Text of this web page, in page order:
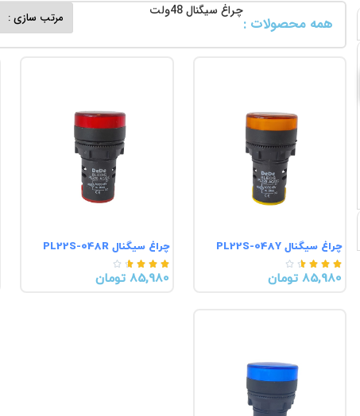
همه محصولات :
چراغ سیگنال 48ولت
چراغ سیگنال PL22S-048Y





85,980 تومان
چراغ سیگنال PL22S-048R





85,980 تومان